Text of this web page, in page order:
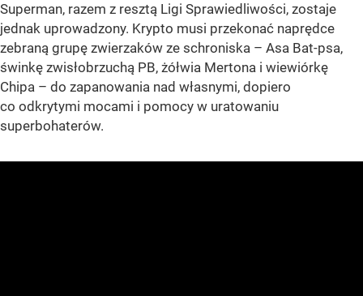
Superman, razem z resztą Ligi Sprawiedliwości, zostaje
jednak uprowadzony. Krypto musi przekonać naprędce
zebraną grupę zwierzaków ze schroniska – Asa Bat-psa,
świnkę zwisłobrzuchą PB, żółwia Mertona i wiewiórkę
Chipa – do zapanowania nad własnymi, dopiero
co odkrytymi mocami i pomocy w uratowaniu
superbohaterów.